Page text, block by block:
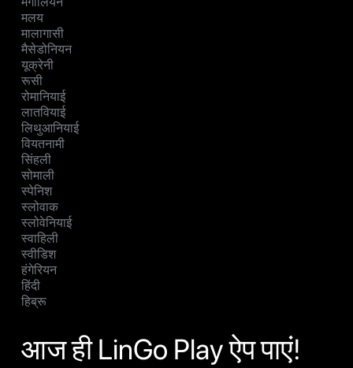
मलय
मालागासी
मैसेडोनियन
यूक्रेनी
रूसी
रोमानियाई
लातवियाई
लिथुआनियाई
वियतनामी
सिंहली
सोमाली
स्पेनिश
स्लोवाक
स्लोवेनियाई
स्वाहिली
स्वीडिश
हंगेरियन
हिंदी
हिब्रू
आज ही LinGo Play ऐप पाएं!